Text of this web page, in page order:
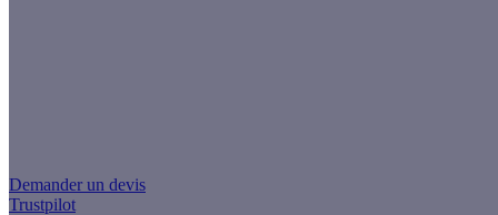
Demander un devis
Trustpilot